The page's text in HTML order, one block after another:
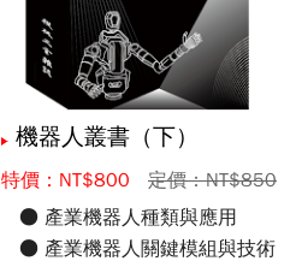
機器人叢書（下）
特價：NT$800
定價：NT$850
● 產業機器人種類與應用
● 產業機器人關鍵模組與技術